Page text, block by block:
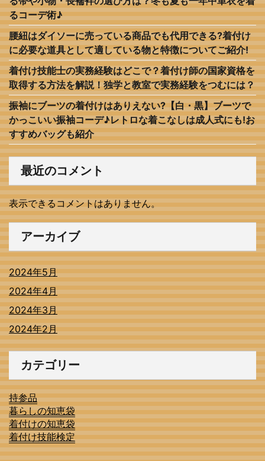
るコーデ術♪
腰紐はダイソーに売っている商品でも代用できる?着付け
に必要な道具として適している物と特徴についてご紹介!
着付け技能士の実務経験はどこで？着付け師の国家資格を
取得する方法を解説！独学と教室で実務経験をつむには？
振袖にブーツの着付けはありえない?【白・黒】ブーツで
かっこいい振袖コーデ♪レトロな着こなしは成人式にも!お
すすめバッグも紹介
最近のコメント
表示できるコメントはありません。
アーカイブ
2024年5月
2024年4月
2024年3月
2024年2月
カテゴリー
持参品
暮らしの知恵袋
着付けの知恵袋
着付け技能検定